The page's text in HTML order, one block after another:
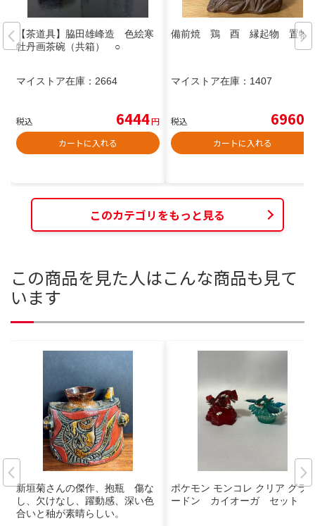
【茶道具】脇田雄峰造 色絵寒
牡丹画茶碗（共箱） ○
マイストア在庫： 2664
税込 6444円
カートに入れる
備前焼 鶏 酉 縁起物 置物
マイストア在庫： 1407
税込 6960
カートに入れる
このカテゴリをもっと見る
この商品を見た人はこんな商品も見て
います
新垣菊さんの傑作、抱瓶 傷な
し、欠けなし、躍動感、深い色
合いと秞が素晴らしい。
ポケモン モンコレ クリア グラ
ードン カイオーガ セット